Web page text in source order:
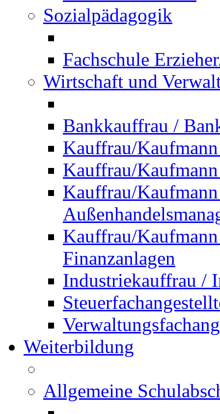
Sozialpädagogik
Fachschule
Wirtschaft und
Bankkauffrau /
Kauffrau/
Kauffrau/
Kauffrau/
Kauffrau/
Finanzanlagen
Industriekauffrau /
Weiterbildung
Allgemeine